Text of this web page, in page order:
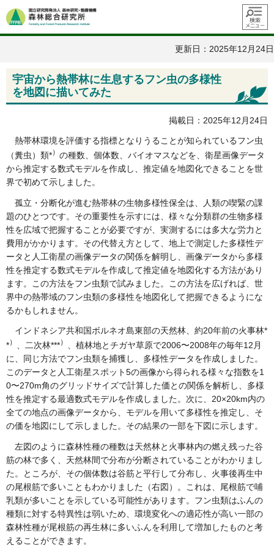
メニュ
ー
更新日：2025年12月24日
宇宙から熱帯林に生息するフン虫の多様性
を地図に描いてみた
掲載日：2025年12月24日
熱帯林環境を評価する指標となりうることが知られているフン虫
（糞虫）類*） の種数、個体数、バイオマスなどを、衛星画像データ
から推定する数式モデルを作成し、推定値を地図化できることを世
界で初めて示しました。
孤立・分断化が進む熱帯林の生物多様性保全は、人類の喫緊の課
題のひとつです。その重要性を示すには、様々な分類群の生物多様
性を広域で把握することが必要ですが、実測するには多大な労力と
費用がかかります。その代替え方として、地上で測定した多様性デ
ータと人工衛星の画像データの関係を解明し、画像データから多様
性を推定する数式モデルを作成して推定値を地図化する方法があり
ます。この方法をフン虫類で試みました。この方法を広げれば、世
界中の熱帯域のフン虫類の多様性を地図化して把握できるようにな
るかもしれません。
インドネシア共和国ボルネオ島東部の天然林、約20年前の火事林*
*） 、二次林***） 、植林地とチガヤ草原で2006〜2008年の毎年12月
に、同じ方法でフン虫類を捕獲し、多様性データを作成しました。
このデータと人工衛星スポット5の画像から得られる様々な指数を1
0〜270m角のグリッドサイズで計算した価との関係を解析し、多様
性を推定する最適数式モデルを作成しました。次に、20×20km内の
全ての地点の画像データから、モデルを用いて多様性を推定し、そ
の価を地図にして示しました。その結果の一部を下図に示します。
左図のように森林性種の種数は天然林と火事林内の燃え残った谷
筋の林で多く、天然林間で分布が分断されていることがわかりまし
た。ところが、その個体数は谷筋と平行して分布し、火事後再生中
の尾根筋で多いこともわかりました（右図）。これは、尾根筋で哺
乳類が多いことを示している可能性があります。フン虫類はふんの
種類に対する特異性は弱いため、環境変化への適応性が高い一部の
森林性種が尾根筋の再生林に多いふんを利用して増加したものと考
えることができます。